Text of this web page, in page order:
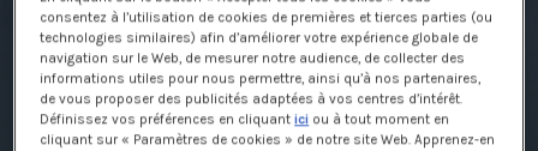
consentez à l’utilisation de cookies de premières et tierces parties (ou
technologies similaires) afin d’améliorer votre expérience globale de
navigation sur le Web, de mesurer notre audience, de collecter des
informations utiles pour nous permettre, ainsi qu’à nos partenaires,
de vous proposer des publicités adaptées à vos centres d’intérêt.
Définissez vos préférences en cliquantici ou à tout moment en
cliquant sur « Paramètres de cookies » de notre site Web. Apprenez-en